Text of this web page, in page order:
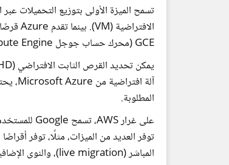
GCE (محرك حساب جوجل Google Compute Engine) لفعل الشيء نفسه.
المطلوبة.
توفر العديد من الميزات، مثلًا، توفر
المباشر (live migration)، والنوى الإضافية.